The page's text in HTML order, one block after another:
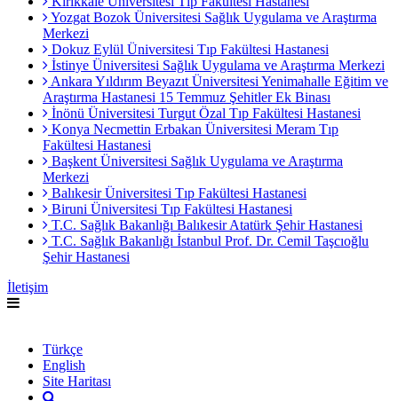
Yozgat Bozok Üniversitesi Sağlık Uygulama ve Araştırma
Merkezi
Dokuz Eylül Üniversitesi Tıp Fakültesi Hastanesi
İstinye Üniversitesi Sağlık Uygulama ve Araştırma Merkezi
Ankara Yıldırım Beyazıt Üniversitesi Yenimahalle Eğitim ve
Araştırma Hastanesi 15 Temmuz Şehitler Ek Binası
İnönü Üniversitesi Turgut Özal Tıp Fakültesi Hastanesi
Konya Necmettin Erbakan Üniversitesi Meram Tıp
Fakültesi Hastanesi
Başkent Üniversitesi Sağlık Uygulama ve Araştırma
Merkezi
Balıkesir Üniversitesi Tıp Fakültesi Hastanesi
Biruni Üniversitesi Tıp Fakültesi Hastanesi
T.C. Sağlık Bakanlığı Balıkesir Atatürk Şehir Hastanesi
T.C. Sağlık Bakanlığı İstanbul Prof. Dr. Cemil Taşcıoğlu
Şehir Hastanesi
İletişim
Türkçe
English
Site Haritası